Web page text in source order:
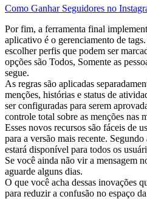
Como Ganhar Seguidores no
Por fim, a ferramenta final
aplicativo é o gerenciamento de
escolher perfis que podem ser
opções são Todos, Somente as
segue.
As regras são aplicadas
menções, histórias e status de
ser configuradas para serem
controle total sobre as menções nas
Esses novos recursos são fáceis de
para a versão mais recente.
estará disponível para todos os
Se você ainda não vir a mensagem
aguarde alguns dias.
O que você acha dessas inovações
para reduzir a confusão no espaço